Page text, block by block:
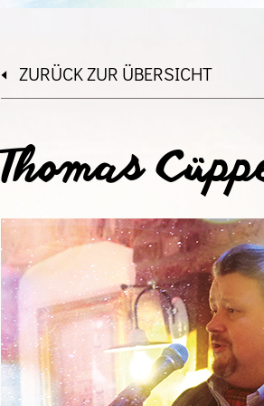
ZURÜCK ZUR ÜBERSICHT
Thomas